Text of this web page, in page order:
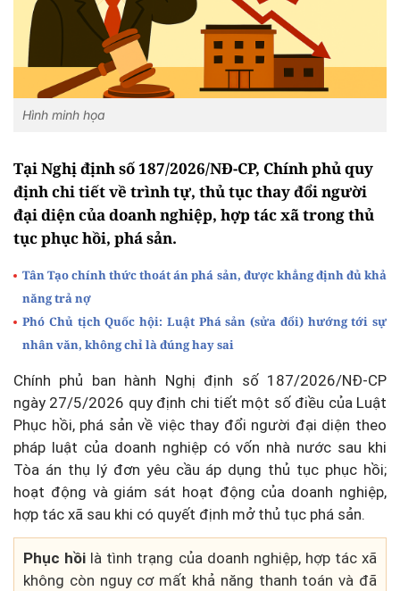
Hình minh họa
Tại Nghị định số 187/2026/NĐ-CP, Chính phủ quy
định chi tiết về trình tự, thủ tục thay đổi người
đại diện của doanh nghiệp, hợp tác xã trong thủ
tục phục hồi, phá sản.
Tân Tạo chính thức thoát án phá sản, được khẳng định đủ khả
năng trả nợ
Phó Chủ tịch Quốc hội: Luật Phá sản (sửa đổi) hướng tới sự
nhân văn, không chỉ là đúng hay sai
Chính phủ ban hành Nghị định số 187/2026/NĐ-CP
ngày 27/5/2026 quy định chi tiết một số điều của Luật
Phục hồi, phá sản về việc thay đổi người đại diện theo
pháp luật của doanh nghiệp có vốn nhà nước sau khi
Tòa án thụ lý đơn yêu cầu áp dụng thủ tục phục hồi;
hoạt động và giám sát hoạt động của doanh nghiệp,
hợp tác xã sau khi có quyết định mở thủ tục phá sản.
Phục hồi là tình trạng của doanh nghiệp, hợp tác xã
không còn nguy cơ mất khả năng thanh toán và đã